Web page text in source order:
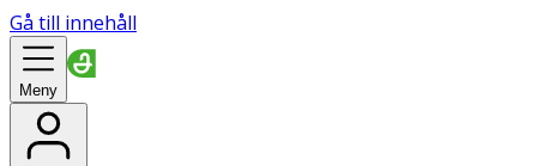
Gå till innehåll
Meny